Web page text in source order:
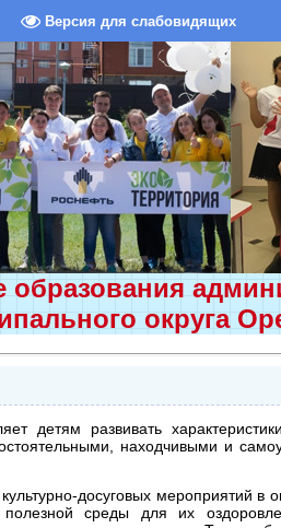
Версия для слабовидящих
образования
округа
детям развивать
находчивыми и
досуговых мероприятий в
среды для их